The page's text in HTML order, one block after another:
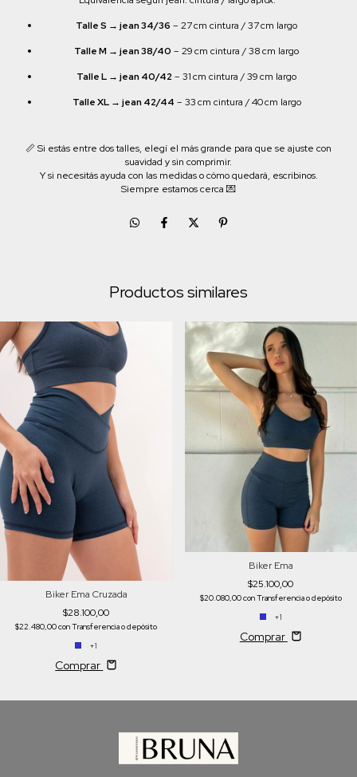
Talle S → jean 34/36 – 27 cm cintura / 37 cm largo
Talle M → jean 38/40 – 29 cm cintura / 38 cm largo
Talle L → jean 40/42 – 31 cm cintura / 39 cm largo
Talle XL → jean 42/44 – 33 cm cintura / 40 cm largo
📏 Si estás entre dos talles, elegí el más grande para que se ajuste con
suavidad y sin comprimir.
Y si necesitás ayuda con las medidas o cómo quedará, escribinos.
Siempre estamos cerca 💌
Productos similares
Biker Ema Cruzada
$28.100,00
$22.480,00conTransferencia o depósito
+1
Comprar
Biker Ema
$25.100,00
$20.080,00conTransferencia o depósito
+1
Comprar